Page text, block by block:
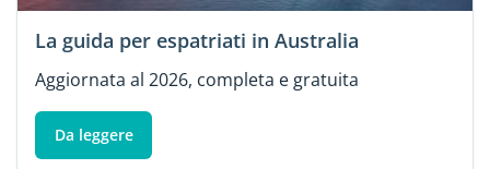
La guida per espatriati in Australia
Aggiornata al 2026, completa e gratuita
Da leggere